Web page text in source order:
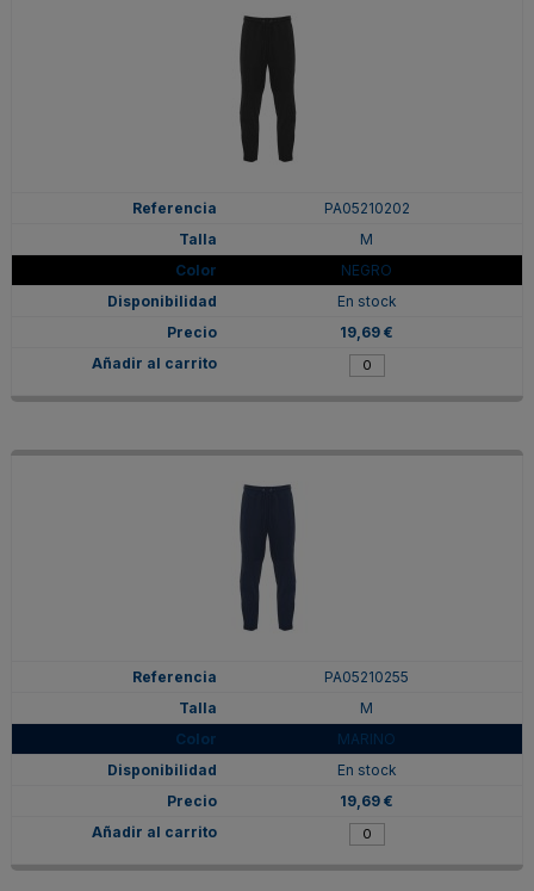
PA05210202
M
NEGRO
En stock
19,69 €
PA05210255
M
MARINO
En stock
19,69 €